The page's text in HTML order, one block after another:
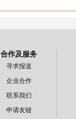
合作及服务
寻求报道
企业合作
联系我们
申请友链